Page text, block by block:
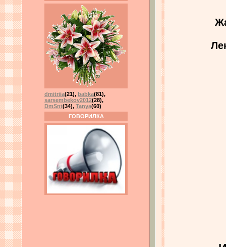
dmitriia(21), babka(81),
sarsembekov2012(28),
DmSnt(34), Tanya(60)
ГОВОРИЛКА